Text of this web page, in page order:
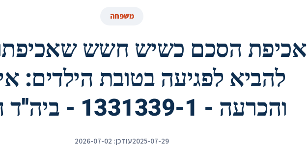
משפחה
אכיפת הסכם כשיש חשש
להביא לפגיעה בטובת הילדים:
והכרעה - 1331339-1 - ביה''ד הגדול
2025-07-29עודכן: 2026-07-02